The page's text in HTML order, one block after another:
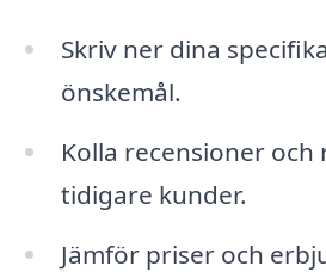
Skriv ner dina
önskemål.
Kolla recensioner
tidigare kunder.
Jämför priser och